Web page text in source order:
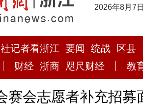
2026年8月7
记者看浙江 要闻 统战
区县
财经 浙商 咫尺财经 教
赛会志愿者补充招募